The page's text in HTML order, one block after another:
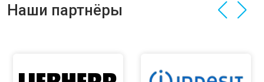
Наши партнёры